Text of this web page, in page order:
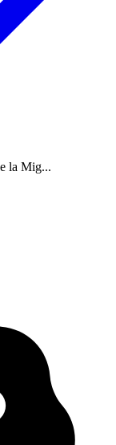
la Mig...